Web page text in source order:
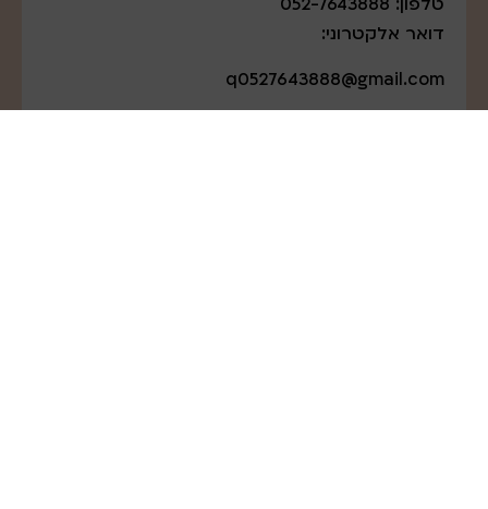
דואר אלקטרוני:
q0527643888@gmail.com